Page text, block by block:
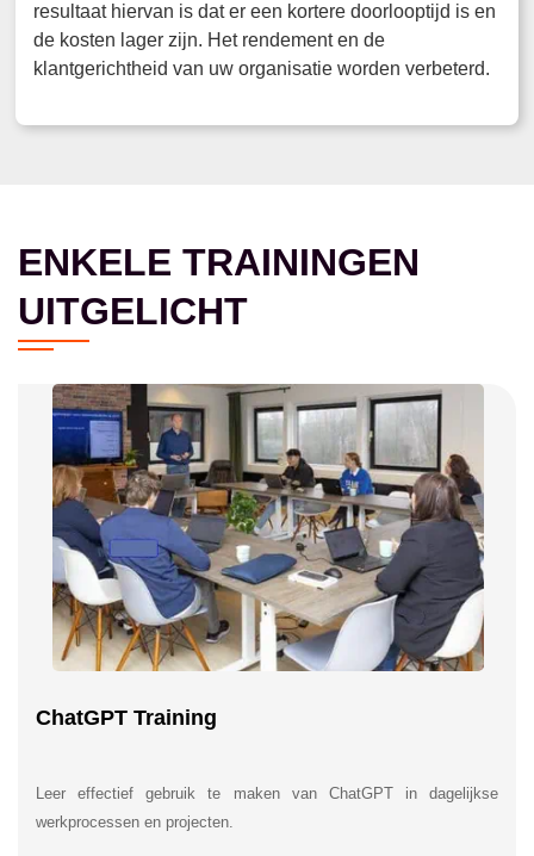
resultaat hiervan is dat er een kortere doorlooptijd is en
de kosten lager zijn. Het rendement en de
klantgerichtheid van uw organisatie worden verbeterd.
ENKELE TRAININGEN
UITGELICHT
ChatGPT Training
Leer effectief gebruik te maken van ChatGPT in dagelijkse
werkprocessen en projecten.